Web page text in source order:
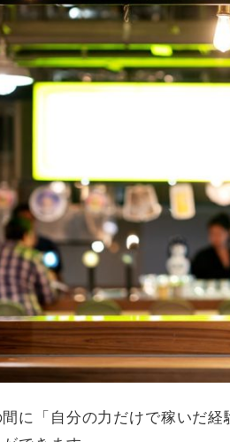
に「自分の力だけで稼いだ